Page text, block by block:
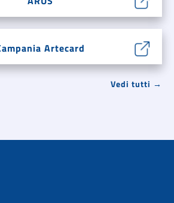
Artecard
Vedi tutti →